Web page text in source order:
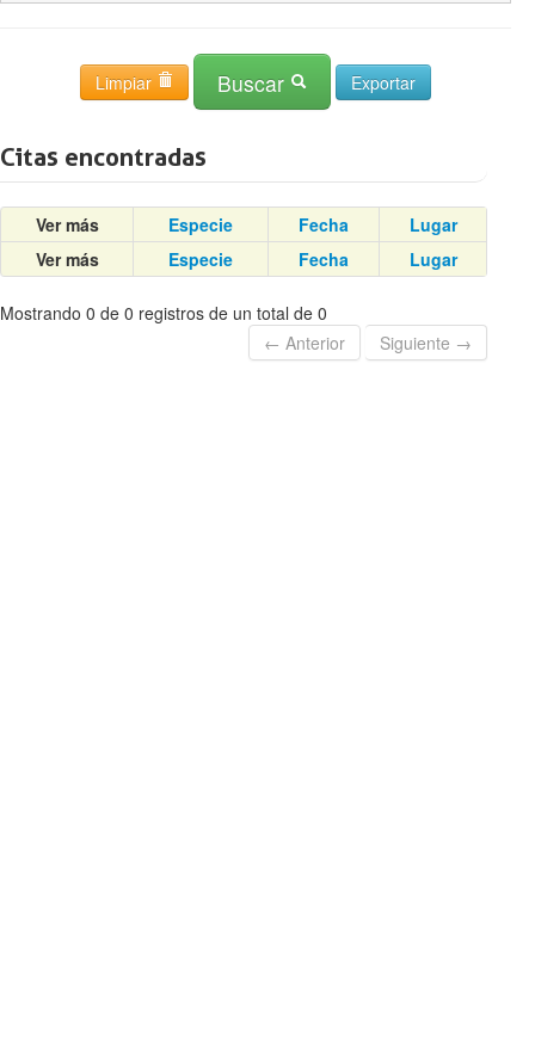
Limpiar Buscar
Citas encontradas
Ver más Especie Fecha
Lugar
Ver más
Especie Fecha Lugar
Mostrando 0 de 0 registros de un total de 0
← Anterior
Siguiente →